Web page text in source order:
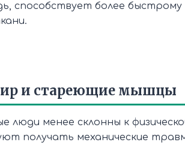
способствует более
и стареющие мышцы
люди менее склонны к
получать механические